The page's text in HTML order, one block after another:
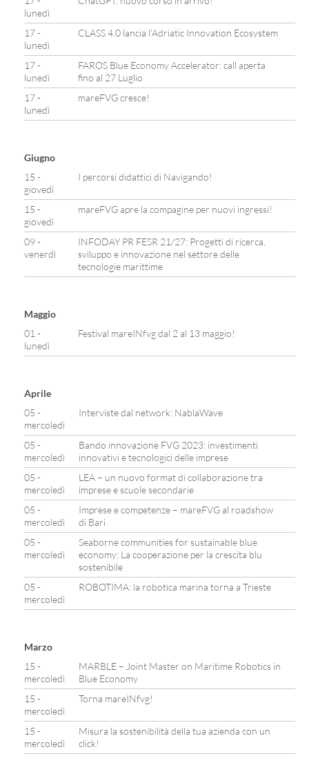
lunedì
17 -
lunedì
CLASS 4.0 lancia l’Adriatic Innovation Ecosystem
17 -
lunedì
FAROS Blue Economy Accelerator: call aperta
fino al 27 Luglio
17 -
lunedì
mareFVG cresce!
Giugno
15 -
giovedì
I percorsi didattici di Navigando!
15 -
giovedì
mareFVG apre la compagine per nuovi ingressi!
09 -
venerdì
INFODAY PR FESR 21/27: Progetti di ricerca,
sviluppo e innovazione nel settore delle
tecnologie marittime
Maggio
01 -
lunedì
Festival mareINfvg dal 2 al 13 maggio!
Aprile
05 -
mercoledì
Interviste dal network: NablaWave
05 -
mercoledì
Bando innovazione FVG 2023: investimenti
innovativi e tecnologici delle imprese
05 -
mercoledì
LEA – un nuovo format di collaborazione tra
imprese e scuole secondarie
05 -
mercoledì
Imprese e competenze – mareFVG al roadshow
di Bari
05 -
mercoledì
Seaborne communities for sustainable blue
economy: La cooperazione per la crescita blu
sostenibile
05 -
mercoledì
ROBOTIMA: la robotica marina torna a Trieste
Marzo
15 -
mercoledì
MARBLE – Joint Master on Maritime Robotics in
Blue Economy
15 -
mercoledì
Torna mareINfvg!
15 -
mercoledì
Misura la sostenibilità della tua azienda con un
click!